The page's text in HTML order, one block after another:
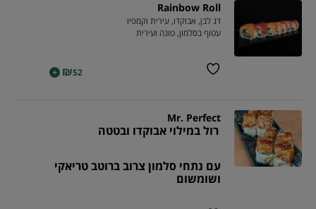
Rainbow Roll
דג לבן, אבוקדו, עירית וקמפיו
עטוף בסלמון, טונה ועירית
₪52
+
Mr. Perfect
רול במילוי אבוקדו ובטטה
עם נתחי סלמון צרוב ברוטב טריאקי
ושומשום